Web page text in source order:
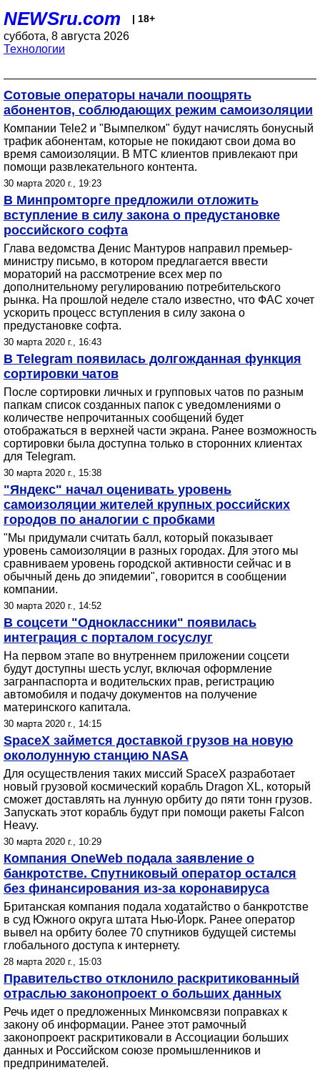
NEWSru.com | 18+
суббота, 8 августа 2026
Технологии
Сотовые операторы начали поощрять
абонентов, соблюдающих режим самоизоляции
Компании Tele2 и "Вымпелком" будут начислять бонусный
трафик абонентам, которые не покидают свои дома во
время самоизоляции. В МТС клиентов привлекают при
помощи развлекательного контента.
30 марта 2020 г., 19:23
В Минпромторге предложили отложить
вступление в силу закона о предустановке
российского софта
Глава ведомства Денис Мантуров направил премьер-
министру письмо, в котором предлагается ввести
мораторий на рассмотрение всех мер по
дополнительному регулированию потребительского
рынка. На прошлой неделе стало известно, что ФАС хочет
ускорить процесс вступления в силу закона о
предустановке софта.
30 марта 2020 г., 16:43
В Telegram появилась долгожданная функция
сортировки чатов
После сортировки личных и групповых чатов по разным
папкам список созданных папок с уведомлениями о
количестве непрочитанных сообщений будет
отображаться в верхней части экрана. Ранее возможность
сортировки была доступна только в сторонних клиентах
для Telegram.
30 марта 2020 г., 15:38
"Яндекс" начал оценивать уровень
самоизоляции жителей крупных российских
городов по аналогии с пробками
"Мы придумали считать балл, который показывает
уровень самоизоляции в разных городах. Для этого мы
сравниваем уровень городской активности сейчас и в
обычный день до эпидемии", говорится в сообщении
компании.
30 марта 2020 г., 14:52
В соцсети "Одноклассники" появилась
интеграция с порталом госуслуг
На первом этапе во внутреннем приложении соцсети
будут доступны шесть услуг, включая оформление
загранпаспорта и водительских прав, регистрацию
автомобиля и подачу документов на получение
материнского капитала.
30 марта 2020 г., 14:15
SpaceX займется доставкой грузов на новую
окололунную станцию NASA
Для осуществления таких миссий SpaceX разработает
новый грузовой космический корабль Dragon XL, который
сможет доставлять на лунную орбиту до пяти тонн грузов.
Запускать этот корабль будут при помощи ракеты Falcon
Heavy.
30 марта 2020 г., 10:29
Компания OneWeb подала заявление о
банкротстве. Спутниковый оператор остался
без финансирования из-за коронавируса
Британская компания подала ходатайство о банкротстве
в суд Южного округа штата Нью-Йорк. Ранее оператор
вывел на орбиту более 70 спутников будущей системы
глобального доступа к интернету.
28 марта 2020 г., 15:03
Правительство отклонило раскритикованный
отраслью законопроект о больших данных
Речь идет о предложенных Минкомсвязи поправках к
закону об информации. Ранее этот рамочный
законопроект раскритиковали в Ассоциации больших
данных и Российском союзе промышленников и
предпринимателей.